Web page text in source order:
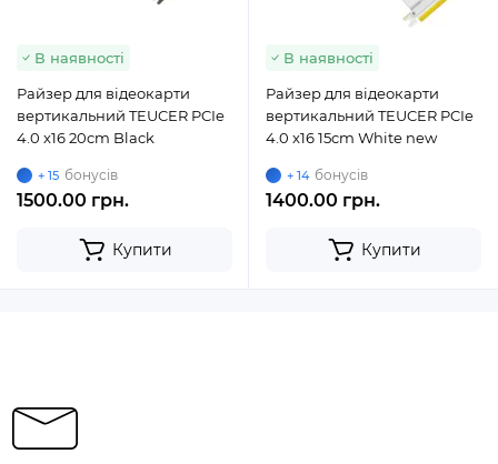
В наявності
Райзер для відеокарти
вертикальний TEUCER PCIe
4.0 x16 20cm Black
+ 15 бонусів
1500.00 грн.
Купити
В наявності
Райзер для відеокарти
вертикальний TEUCER PCIe
4.0 x16 15cm White new
+ 14 бонусів
1400.00 грн.
Купити